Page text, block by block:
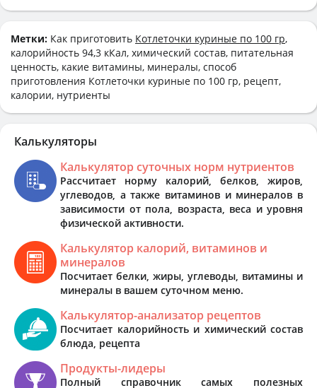
Метки: Как приготовить Котлеточки куриные по 100 гр,
калорийность 94,3 кКал, химический состав, питательная
ценность, какие витамины, минералы, способ
приготовления Котлеточки куриные по 100 гр, рецепт,
калории, нутриенты
Калькуляторы
Калькулятор суточных норм нутриентов
Рассчитает норму калорий, белков, жиров,
углеводов, а также витаминов и минералов в
зависимости от пола, возраста, веса и уровня
физической активности.
Калькулятор калорий, витаминов и
минералов
Посчитает белки, жиры, углеводы, витамины и
минералы в вашем суточном меню.
Калькулятор-анализатор рецептов
Посчитает калорийность и химический состав
блюда, рецепта
Продукты-лидеры
Полный справочник самых полезных